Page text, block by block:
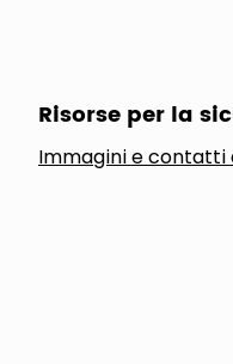
Risorse per la
Immagini e contatti